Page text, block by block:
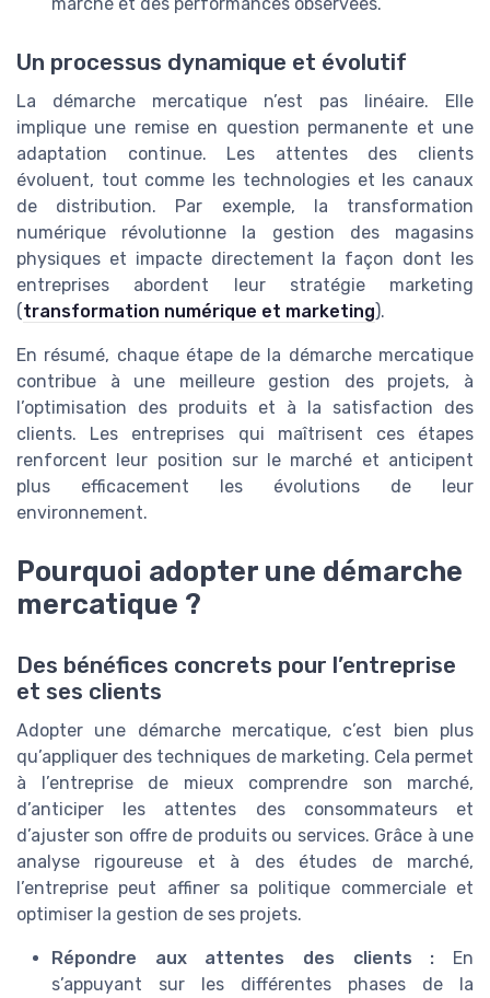
Un processus dynamique et évolutif
La démarche mercatique n’est pas linéaire. Elle
implique une remise en question permanente et une
adaptation continue. Les attentes des clients
évoluent, tout comme les technologies et les canaux
de distribution. Par exemple, la transformation
numérique révolutionne la gestion des magasins
physiques et impacte directement la façon dont les
entreprises abordent leur stratégie marketing
(transformation numérique et marketing).
En résumé, chaque étape de la démarche mercatique
contribue à une meilleure gestion des projets, à
l’optimisation des produits et à la satisfaction des
clients. Les entreprises qui maîtrisent ces étapes
renforcent leur position sur le marché et anticipent
plus efficacement les évolutions de leur
environnement.
Pourquoi adopter une démarche
mercatique ?
Des bénéfices concrets pour l’entreprise
et ses clients
Adopter une démarche mercatique, c’est bien plus
qu’appliquer des techniques de marketing. Cela permet
à l’entreprise de mieux comprendre son marché,
d’anticiper les attentes des consommateurs et
d’ajuster son offre de produits ou services. Grâce à une
analyse rigoureuse et à des études de marché,
l’entreprise peut affiner sa politique commerciale et
optimiser la gestion de ses projets.
Répondre aux attentes des clients : En
s’appuyant sur les différentes phases de la